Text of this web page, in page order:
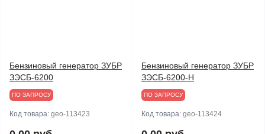
Бензиновый генератор ЗУБР
ЗЭСБ-6200
ПО ЗАПРОСУ
Код товара: geo-113423
Бензиновый генератор ЗУБР
ЗЭСБ-6200-Н
ПО ЗАПРОСУ
Код товара: geo-113424